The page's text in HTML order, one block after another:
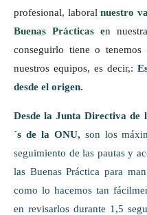
profesional, laboralnuestro
Buenas Prácticas en
conseguirlo tiene o
nuestros equipos, es decir,:
desde el origen.
Desde la Junta Directiva
´s de la ONU, son los
seguimiento de las pautas y
las Buenas Práctica para
como lo hacemos tan
en revisarlos durante 1,5